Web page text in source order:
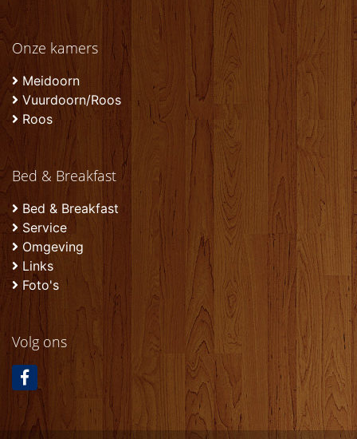
Onze kamers
Meidoorn
Vuurdoorn/Roos
Roos
Bed & Breakfast
Bed & Breakfast
Service
Omgeving
Links
Foto's
Volg ons